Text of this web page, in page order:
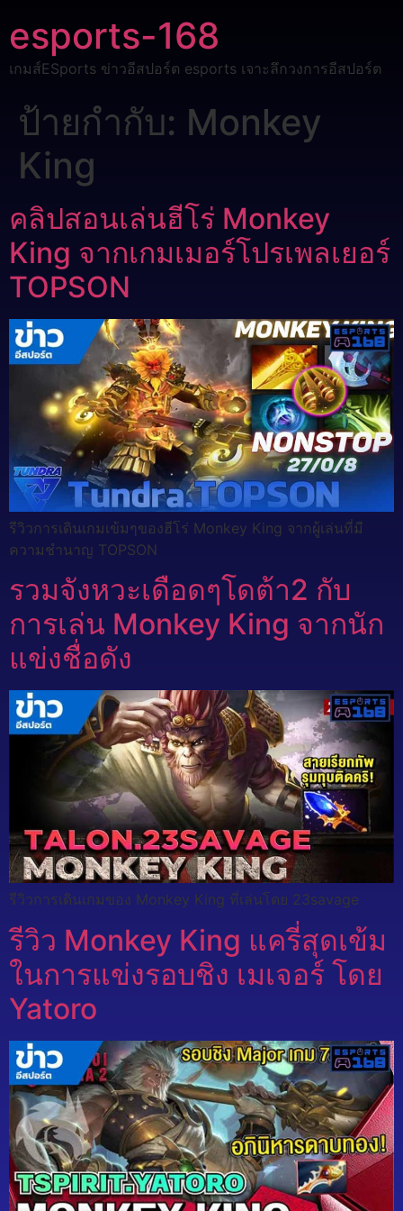
esports-168
เกมส์ESports ข่าวอีสปอร์ต esports เจาะลึกวงการอีสปอร์ต
ป้ายกำกับ: Monkey
King
คลิปสอนเล่นฮีโร่ Monkey
King จากเกมเมอร์โปรเพลเยอร์
TOPSON
รีวิวการเดินเกมเข้มๆของฮีโร่ Monkey King จากผู้เล่นที่มี
ความชำนาญ TOPSON
รวมจังหวะเดือดๆโดต้า2 กับ
การเล่น Monkey King จากนัก
แข่งชื่อดัง
รีวิวการเดินเกมของ Monkey King ที่เล่นโดย 23savage
รีวิว Monkey King แครี่สุดเข้ม
ในการแข่งรอบชิง เมเจอร์ โดย
Yatoro